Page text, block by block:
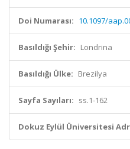
Doi Numarası: 10.1097/
Basıldığı Şehir: Londrina
Basıldığı Ülke: Brezilya
Sayfa Sayıları: ss.1-162
Dokuz Eylül Üniversitesi